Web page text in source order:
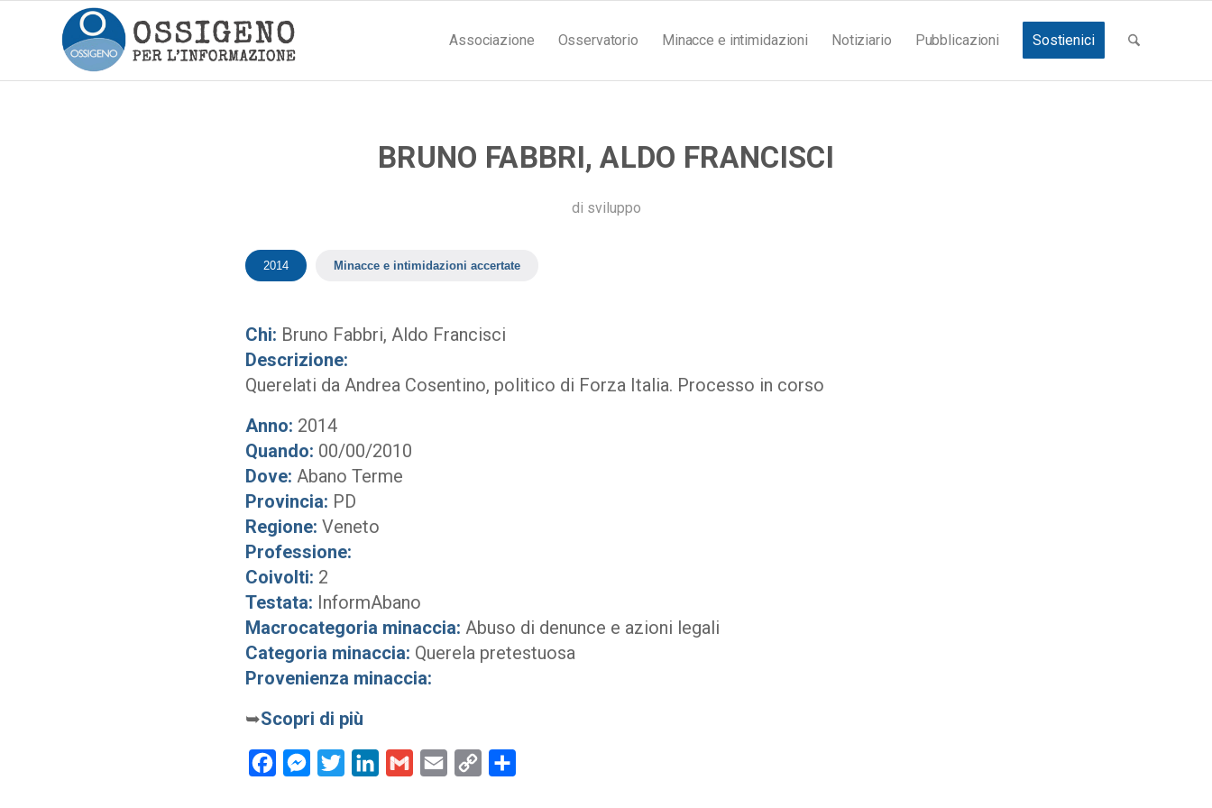
Associazione Osservatorio Minacce e intimidazioni Notiziario Pubblicazioni Sostienici
BRUNO FABBRI, ALDO FRANCISCI
di sviluppo
2014 Minacce e intimidazioni accertate
Chi: Bruno Fabbri, Aldo Francisci
Descrizione:
Querelati da Andrea Cosentino, politico di Forza Italia. Processo in corso
Anno: 2014
Quando: 00/00/2010
Dove: Abano Terme
Provincia: PD
Regione: Veneto
Professione:
Coivolti: 2
Testata: InformAbano
Macrocategoria minaccia: Abuso di denunce e azioni legali
Categoria minaccia: Querela pretestuosa
Provenienza minaccia:
➥Scopri di più
FacebookMessenger
Twitter LinkedInGmail Email
Copy